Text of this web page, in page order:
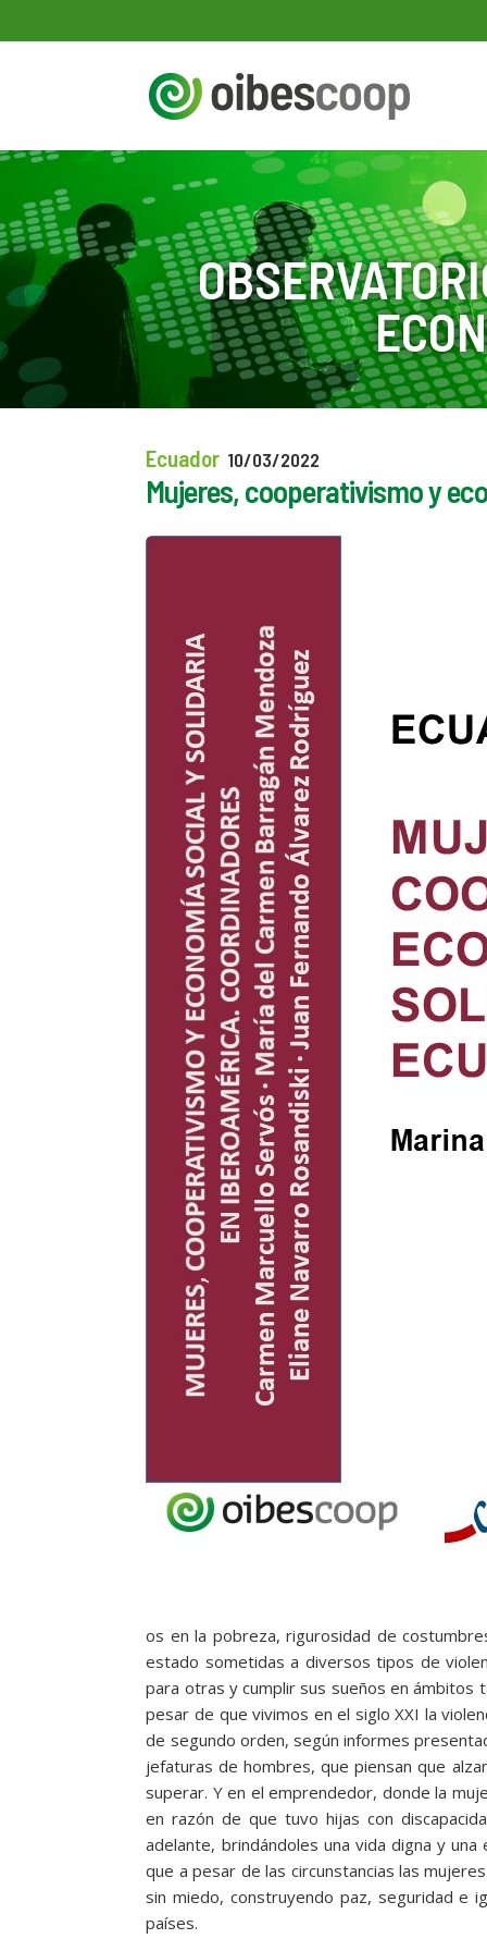
Ecuador 10/03/2022
Mujeres, cooperativismo y
os en la pobreza, rigurosidad de
estado sometidas a diversos tipos de
para otras y cumplir sus sueños en ámbitos
pesar de que vivimos en el siglo XXI la
de segundo orden, según informes
jefaturas de hombres, que piensan que
superar. Y en el emprendedor, donde la
en razón de que tuvo hijas con
adelante, brindándoles una vida digna y
que a pesar de las circunstancias las
sin miedo, construyendo paz, seguridad e
países.